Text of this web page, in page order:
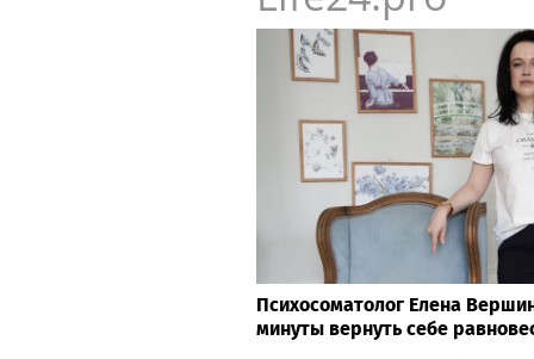
Психосоматолог Елена
минуты вернуть себе